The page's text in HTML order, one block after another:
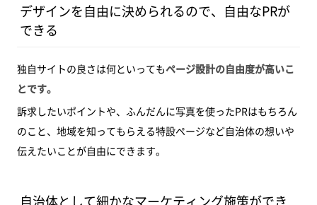
デザインを自由に決められるので、自由なPRが
できる
独自サイトの良さは何といってもページ設計の自由度が高いこ
とです。
訴求したいポイントや、ふんだんに写真を使ったPRはもちろん
のこと、地域を知ってもらえる特設ページなど自治体の想いや
伝えたいことが自由にできます。
自治体として細かなマーケティング施策ができ